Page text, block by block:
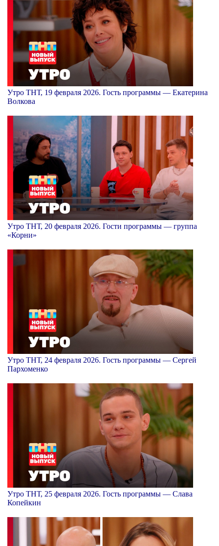
Утро ТНТ, 19 февраля 2026. Гость программы — Екатерина
Волкова
Утро ТНТ, 20 февраля 2026. Гости программы — группа
«Корни»
Утро ТНТ, 24 февраля 2026. Гость программы — Сергей
Пархоменко
Утро ТНТ, 25 февраля 2026. Гость программы — Слава
Копейкин